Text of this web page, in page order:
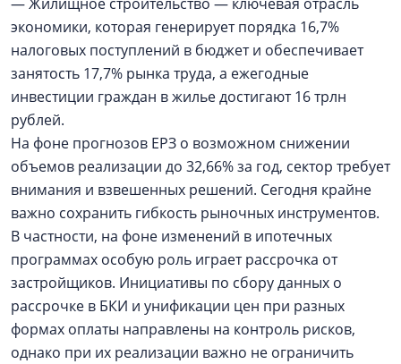
экономики, которая генерирует порядка 16,7%
налоговых поступлений в бюджет и обеспечивает
занятость 17,7% рынка труда, а ежегодные
инвестиции граждан в жилье достигают 16 трлн
рублей.
На фоне прогнозов ЕРЗ о возможном снижении
объемов реализации до 32,66% за год, сектор требует
внимания и взвешенных решений. Сегодня крайне
важно сохранить гибкость рыночных инструментов.
В частности, на фоне изменений в ипотечных
программах особую роль играет рассрочка от
застройщиков. Инициативы по сбору данных о
рассрочке в БКИ и унификации цен при разных
формах оплаты направлены на контроль рисков,
однако при их реализации важно не ограничить